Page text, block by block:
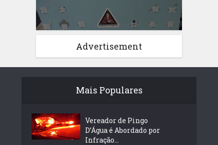
Advertisement
Mais Populares
Vereador de Pingo
D’Água é Abordado por
Infração...